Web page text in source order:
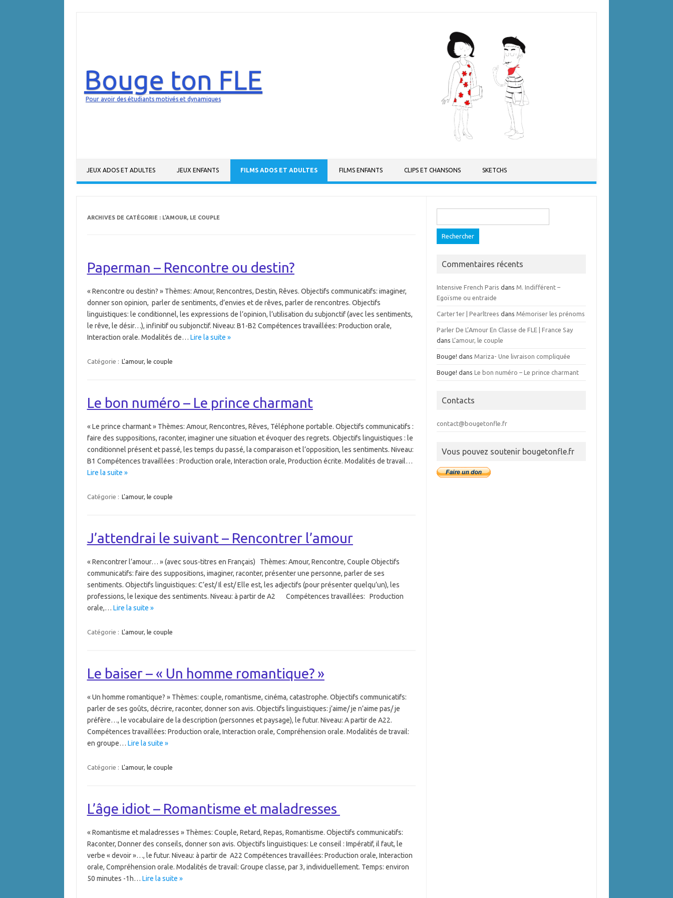
Bouge ton FLE
Pour avoir des étudiants motivés et dynamiques
JEUX ADOS ET ADULTES JEUX ENFANTS FILMS ADOS ET ADULTES FILMS ENFANTS CLIPS ET CHANSONS SKETCHS
ARCHIVES DE CATÉGORIE : L’AMOUR, LE COUPLE
Paperman – Rencontre ou destin?
« Rencontre ou destin? » Thèmes: Amour, Rencontres, Destin, Rêves. Objectifs communicatifs: imaginer,
donner son opinion, parler de sentiments, d’envies et de rêves, parler de rencontres. Objectifs
linguistiques: le conditionnel, les expressions de l’opinion, l’utilisation du subjonctif (avec les sentiments,
le rêve, le désir…), infinitif ou subjonctif. Niveau: B1-B2 Compétences travaillées: Production orale,
Interaction orale. Modalités de… Lire la suite »
Catégorie : L'amour, le couple
Le bon numéro – Le prince charmant
« Le prince charmant » Thèmes: Amour, Rencontres, Rêves, Téléphone portable. Objectifs communicatifs :
faire des suppositions, raconter, imaginer une situation et évoquer des regrets. Objectifs linguistiques : le
conditionnel présent et passé, les temps du passé, la comparaison et l’opposition, les sentiments. Niveau:
B1 Compétences travaillées : Production orale, Interaction orale, Production écrite. Modalités de travail…
Lire la suite »
Catégorie : L'amour, le couple
J’attendrai le suivant – Rencontrer l’amour
« Rencontrer l’amour… » (avec sous-titres en Français) Thèmes: Amour, Rencontre, Couple Objectifs
communicatifs: faire des suppositions, imaginer, raconter, présenter une personne, parler de ses
sentiments. Objectifs linguistiques: C’est/ Il est/ Elle est, les adjectifs (pour présenter quelqu’un), les
professions, le lexique des sentiments. Niveau: à partir de A2 Compétences travaillées: Production
orale,… Lire la suite »
Catégorie : L'amour, le couple
Le baiser – « Un homme romantique? »
« Un homme romantique? » Thèmes: couple, romantisme, cinéma, catastrophe. Objectifs communicatifs:
parler de ses goûts, décrire, raconter, donner son avis. Objectifs linguistiques: j’aime/ je n’aime pas/ je
préfère…, le vocabulaire de la description (personnes et paysage), le futur. Niveau: A partir de A22.
Compétences travaillées: Production orale, Interaction orale, Compréhension orale. Modalités de travail:
en groupe… Lire la suite »
Catégorie : L'amour, le couple
L’âge idiot – Romantisme et maladresses
« Romantisme et maladresses » Thèmes: Couple, Retard, Repas, Romantisme. Objectifs communicatifs:
Raconter, Donner des conseils, donner son avis. Objectifs linguistiques: Le conseil : Impératif, il faut, le
verbe « devoir »…, le futur. Niveau: à partir de A22 Compétences travaillées: Production orale, Interaction
orale, Compréhension orale. Modalités de travail: Groupe classe, par 3, individuellement. Temps: environ
50 minutes -1h… Lire la suite »
Commentaires récents
Intensive French Paris dansM. Indifférent –
Egoïsme ou entraide
Carter1er | Pearltrees dansMémoriser les prénoms
Parler De L’Amour En Classe de FLE | France Say
dansL’amour, le couple
Bouge! dansMariza- Une livraison compliquée
Bouge! dansLe bon numéro – Le prince charmant
Contacts
contact@bougetonfle.fr
Vous pouvez soutenir bougetonfle.fr